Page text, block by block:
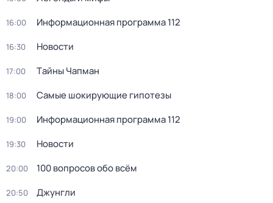
16:00 Информационная программа 112
16:30 Новости
17:00 Тaйны Чапман
18:00 Самые шoкиpующие гипотезы
19:00 Информационная программа 112
19:30 Новости
20:00 100 вопросов обо всём
20:50 Джунгли